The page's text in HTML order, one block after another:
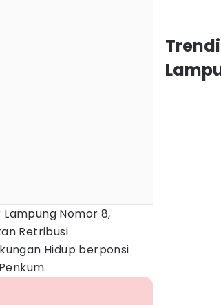
Nomor 8,
Retribusi
Hidup berponsi